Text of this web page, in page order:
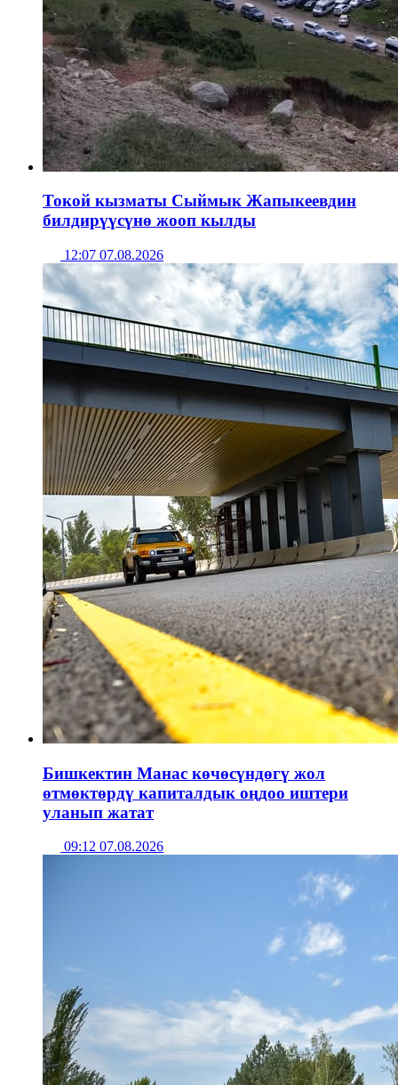
Токой кызматы Сыймык Жапыкеевдин
билдирүүсүнө жооп кылды
12:07 07.08.2026
Бишкектин Манас көчөсүндөгү жол
өтмөктөрдү капиталдык оңдоо иштери
уланып жатат
09:12 07.08.2026